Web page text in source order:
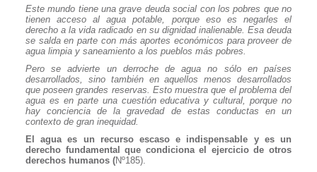
Este mundo tiene una grave deuda social con los pobres que no
tienen acceso al agua potable, porque eso es negarles el
derecho a la vida radicado en su dignidad inalienable. Esa deuda
se salda en parte con más aportes económicos para proveer de
agua limpia y saneamiento a los pueblos más pobres.
Pero se advierte un derroche de agua no sólo en países
desarrollados, sino también en aquellos menos desarrollados
que poseen grandes reservas. Esto muestra que el problema del
agua es en parte una cuestión educativa y cultural, porque no
hay conciencia de la gravedad de estas conductas en un
contexto de gran inequidad.
El agua es un recurso escaso e indispensable y es un
derecho fundamental que condiciona el ejercicio de otros
derechos humanos (Nº185).